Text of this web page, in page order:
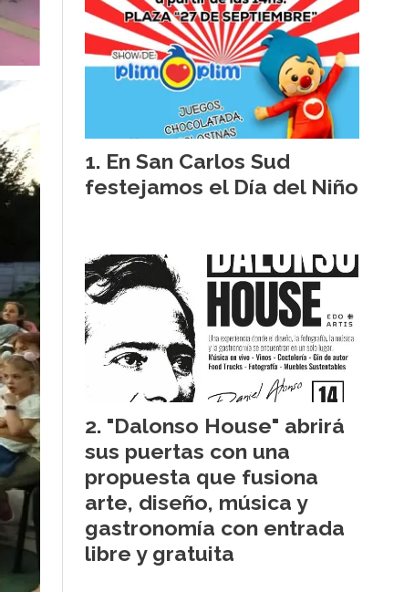
En San Carlos Sud
festejamos el Día del Niño
"Dalonso House" abrirá
sus puertas con una
propuesta que fusiona
arte, diseño, música y
gastronomía con entrada
libre y gratuita